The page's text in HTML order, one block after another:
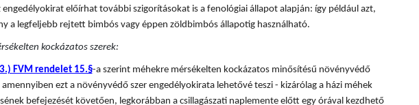
engedélyokirat előírhat további szigorításokat is a fenológiai állapot alapján: így például azt,
a legfeljebb rejtett bimbós vagy éppen zöldbimbós állapotig használható.
kockázatos szerek:
FVM rendelet 15.§-a szerint méhekre mérsékelten kockázatos minősítésű növényvédő
ezt a növényvédő szer engedélyokirata lehetővé teszi - kizárólag a házi méhek
befejezését követően, legkorábban a csillagászati naplemente előtt egy órával kezdhető